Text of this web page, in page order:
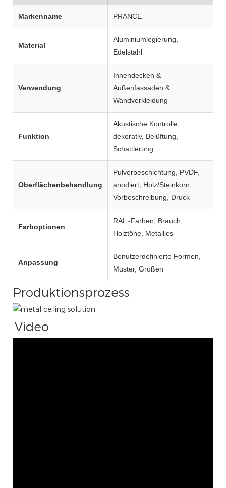
Markenname PRANCE
Material
Aluminiumlegierung,
Edelstahl
Verwendung
Innendecken &
Außenfassaden &
Wandverkleidung
Funktion
Akustische Kontrolle,
dekorativ, Belüftung,
Schattierung
Oberflächenbehandlung
Pulverbeschichtung, PVDF,
anodiert, Holz/Steinkorn,
Vorbeschreibung, Druck
Farboptionen
RAL -Farben, Brauch,
Holztöne, Metallics
Anpassung
Benutzerdefinierte Formen,
Muster, Größen
Produktionsprozess
Video